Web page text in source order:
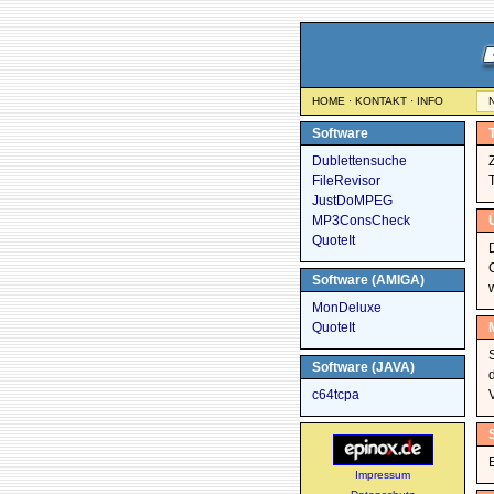
HOME · KONTAKT · INFO
Software
Dublettensuche
FileRevisor
JustDoMPEG
MP3ConsCheck
QuoteIt
Software (AMIGA)
MonDeluxe
QuoteIt
Software (JAVA)
c64tcpa
Impressum